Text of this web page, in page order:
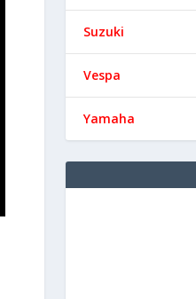
Suzuki
Vespa
Yamaha